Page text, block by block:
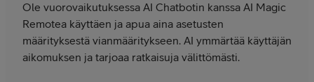
Ole vuorovaikutuksessa AI Chatbotin kanssa AI Magic
Remotea käyttäen ja apua aina asetusten
määrityksestä vianmääritykseen. AI ymmärtää käyttäjän
aikomuksen ja tarjoaa ratkaisuja välittömästi.